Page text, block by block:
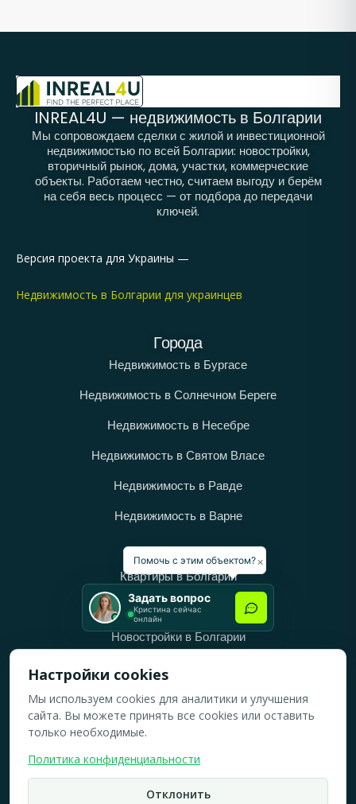
INREAL4U — недвижимость в Болгарии
Мы сопровождаем сделки с жилой и инвестиционной
недвижимостью по всей Болгарии: новостройки,
вторичный рынок, дома, участки, коммерческие
объекты. Работаем честно, считаем выгоду и берём
на себя весь процесс — от подбора до передачи
ключей.
Версия проекта для Украины —
Недвижимость в Болгарии для украинцев
Города
Недвижимость в Бургасе
Недвижимость в Солнечном Береге
Недвижимость в Несебре
Недвижимость в Святом Власе
Недвижимость в Равде
Недвижимость в Варне
Категории
Квартиры в Болгарии
Дома в Болгарии
Новостройки в Болгарии
Вторичное жильё в Болгарии
Рабочее время
ПН-ПТ: 10:00 — 18:00
ВС: Выходной
2019-2026 © Все права защищены.
×
Помочь с этим объектом?
Задать вопрос
Кристина сейчас
онлайн
Настройки cookies
Мы используем cookies для аналитики и улучшения
сайта. Вы можете принять все cookies или оставить
только необходимые.
Политика конфиденциальности
Отклонить